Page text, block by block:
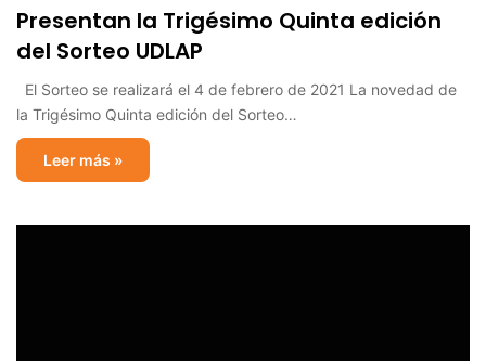
Presentan la Trigésimo Quinta edición
del Sorteo UDLAP
El Sorteo se realizará el 4 de febrero de 2021 La novedad de
la Trigésimo Quinta edición del Sorteo…
Leer más »